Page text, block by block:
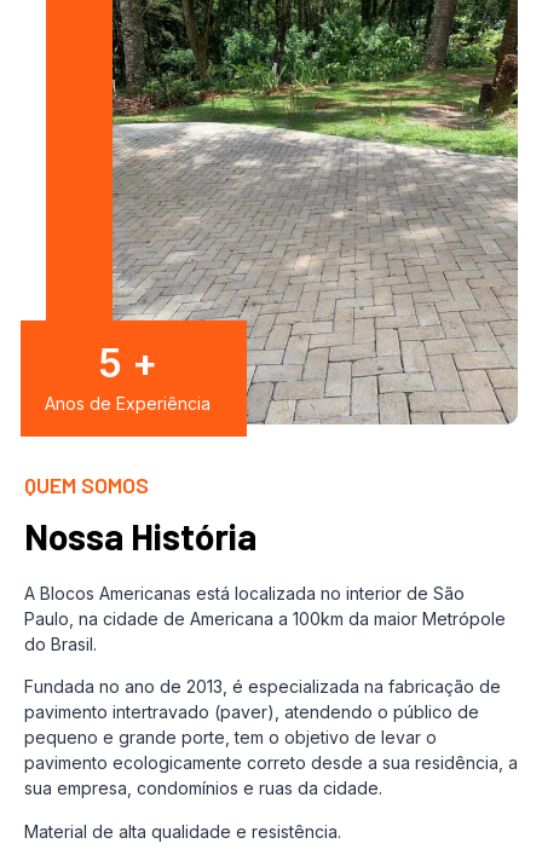
QUEM SOMOS
Nossa História
A Blocos Americanas está localizada no interior de São
Paulo, na cidade de Americana a 100km da maior Metrópole
do Brasil.
Fundada no ano de 2013, é especializada na fabricação de
pavimento intertravado (paver), atendendo o público de
pequeno e grande porte, tem o objetivo de levar o
pavimento ecologicamente correto desde a sua residência, a
sua empresa, condomínios e ruas da cidade.
Material de alta qualidade e resistência.
7 +
Anos de Experiência